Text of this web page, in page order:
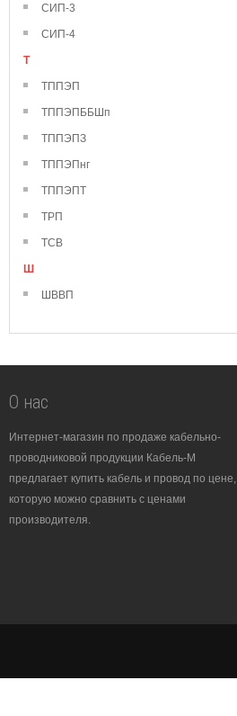
СИП-3
СИП-4
Т
ТППЭП
ТППЭПББШп
ТППЭПЗ
ТППЭПнг
ТППЭПТ
ТРП
ТСВ
Ш
ШВВП
О нас
Интернет-магазин по продаже кабельно-
проводниковой продукции Кабель-М
предлагает купить кабель и провод по цене,
которую можно сравнить с ценами
производителя.